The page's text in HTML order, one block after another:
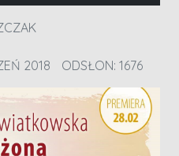
2018
ODSŁON: 1676